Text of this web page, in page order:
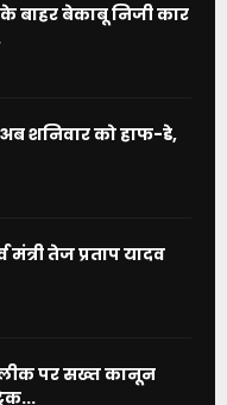
बाहर बेकाबू निजी कार
शनिवार को हाफ-डे,
तेज प्रताप यादव
लीक पर सख्त कानून